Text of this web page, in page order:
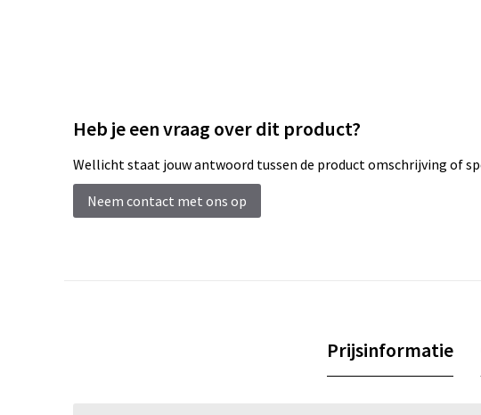
Heb je een vraag over dit product?
Wellicht staat jouw antwoord tussen de product omschrijving of
Neem contact met ons op
Prijsinformatie